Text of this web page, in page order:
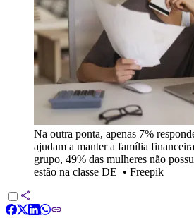
Na outra ponta, apenas 7%
ajudam a manter a família
grupo, 49% das mulheres não
estão na classe DE • Freepik